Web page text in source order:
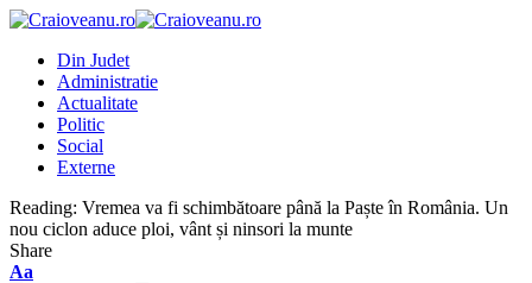
Din Judet
Administratie
Actualitate
Politic
Social
Externe
Reading: Vremea va fi schimbătoare până la Paște în România. Un
nou ciclon aduce ploi, vânt și ninsori la munte
Share
Aa